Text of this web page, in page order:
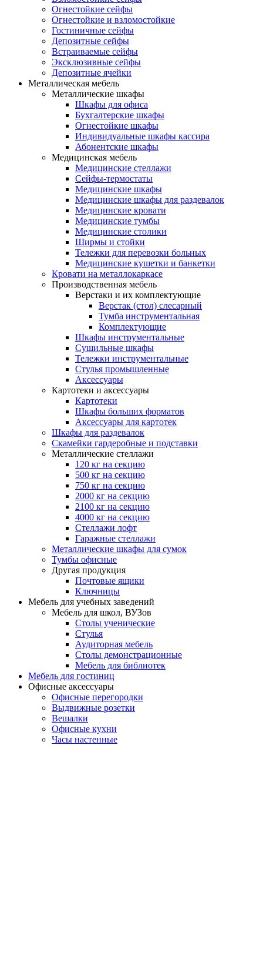
Огнестойкие сейфы
Огнестойкие и взломостойкие
Гостиничные сейфы
Депозитные сейфы
Встраиваемые сейфы
Эксклюзивные сейфы
Депозитные ячейки
Металлическая мебель
Металлические шкафы
Шкафы для офиса
Бухгалтерские шкафы
Огнестойкие шкафы
Индивидуальные шкафы кассира
Абонентские шкафы
Медицинская мебель
Медицинские стеллажи
Сейфы-термостаты
Медицинские шкафы
Медицинские шкафы для раздевалок
Медицинские кровати
Медицинские тумбы
Медицинские столики
Ширмы и стойки
Тележки для перевозки больных
Медицинские кушетки и банкетки
Кровати на металлокаркасе
Производственная мебель
Верстаки и их комплектующие
Верстак (стол) слесарный
Тумба инструментальная
Комплектующие
Шкафы инструментальные
Сушильные шкафы
Тележки инструментальные
Стулья промышленные
Аксессуары
Картотеки и аксессуары
Картотеки
Шкафы больших форматов
Аксессуары для картотек
Шкафы для раздевалок
Скамейки гардеробные и подставки
Металлические стеллажи
120 кг на секцию
500 кг на секцию
750 кг на секцию
2000 кг на секцию
2100 кг на секцию
4000 кг на секцию
Стеллажи лофт
Гаражные стеллажи
Металлические шкафы для сумок
Тумбы офисные
Другая продукция
Почтовые ящики
Ключницы
Мебель для учебных заведений
Мебель для школ, ВУЗов
Столы ученические
Стулья
Аудиторная мебель
Столы демонстрационные
Мебель для библиотек
Мебель для гостиниц
Офисные аксессуары
Офисные перегородки
Выдвижные розетки
Вешалки
Офисные кухни
Часы настенные